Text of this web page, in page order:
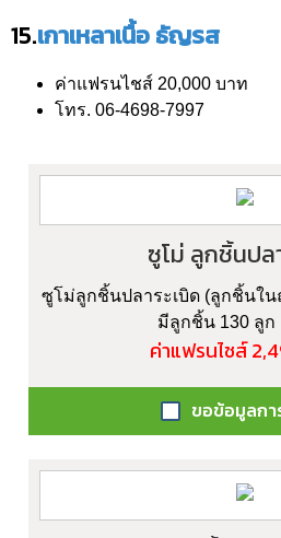
15.เกาเหลาเนื้อ ธัญรส
ค่าแฟรนไชส์ 20,000 บาท
โทร. 06-4698-7997
ซูโม่ ลูกชิ้นปล
ซูโม่ลูกชิ้นปลาระเบิด (ลูกชิ้นใ
มีลูกชิ้น 130 ลูก
ค่าแฟรนไชส์
ขอข้อมูลก